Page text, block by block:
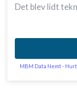
Det blev lidt
MBM Data Nemt -